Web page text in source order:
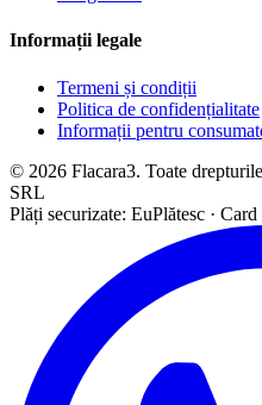
Informații legale
Termeni și condiții
Politica de confidențialitate
Informații pentru
© 2026 Flacara3. Toate
SRL
Plăți securizate: EuPlătesc ·